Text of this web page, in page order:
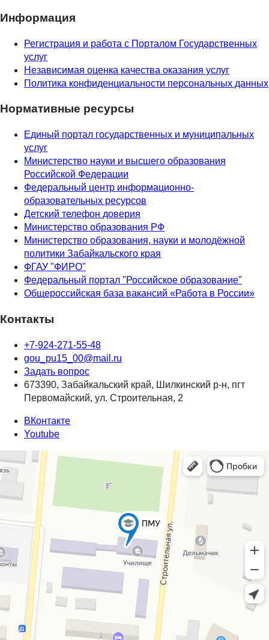
Информация
Регистрация и работа с Порталом Государственных
услуг
Независимая оценка качества оказания услуг
Политика конфиденциальности персональных данных
Нормативные ресурсы
Единый портал государственных и муниципальных
услуг
Министерство науки и высшего образования
Российской Федерации
Федеральный центр информационно-
образовательных ресурсов
Детский телефон доверия
Министерство образования РФ
Министерство образования, науки и молодёжной
политики Забайкальского края
ФГАУ "ФИРО"
Федеральный портал "Российское образование"
Общероссийская база вакансий «Работа в России»
Контакты
+7-924-271-55-48
gou_pu15_00@mail.ru
Задать вопрос
673390, Забайкальский край, Шилкинский р-н, пгт
Первомайский, ул. Строительная, 2
ВКонтакте
Youtube